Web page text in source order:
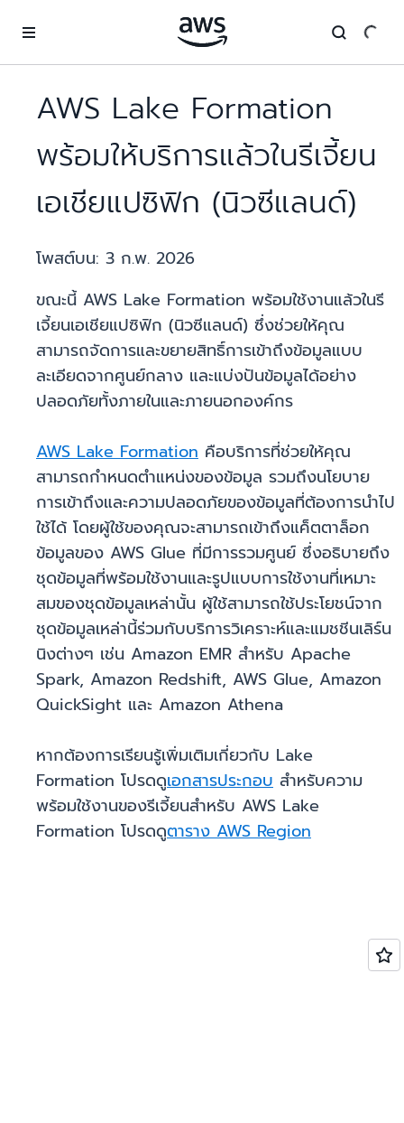
AWS Lake Formation
พร้อมให้บริการแล้วในรีเจี้ยน
เอเชียแปซิฟิก (นิวซีแลนด์)
โพสต์บน: 3 ก.พ. 2026
ขณะนี้ AWS Lake Formation พร้อมใช้งานแล้วในรี
เจี้ยนเอเชียแปซิฟิก (นิวซีแลนด์) ซึ่งช่วยให้คุณ
สามารถจัดการและขยายสิทธิ์การเข้าถึงข้อมูลแบบ
ละเอียดจากศูนย์กลาง และแบ่งปันข้อมูลได้อย่าง
ปลอดภัยทั้งภายในและภายนอกองค์กร
AWS Lake Formation คือบริการที่ช่วยให้คุณ
สามารถกำหนดตำแหน่งของข้อมูล รวมถึงนโยบาย
การเข้าถึงและความปลอดภัยของข้อมูลที่ต้องการนำไป
ใช้ได้ โดยผู้ใช้ของคุณจะสามารถเข้าถึงแค็ตตาล็อก
ข้อมูลของ AWS Glue ที่มีการรวมศูนย์ ซึ่งอธิบายถึง
ชุดข้อมูลที่พร้อมใช้งานและรูปแบบการใช้งานที่เหมาะ
สมของชุดข้อมูลเหล่านั้น ผู้ใช้สามารถใช้ประโยชน์จาก
ชุดข้อมูลเหล่านี้ร่วมกับบริการวิเคราะห์และแมชชีนเลิร์น
นิงต่างๆ เช่น Amazon EMR สำหรับ Apache
Spark, Amazon Redshift, AWS Glue, Amazon
QuickSight และ Amazon Athena
หากต้องการเรียนรู้เพิ่มเติมเกี่ยวกับ Lake
Formation โปรดดูเอกสารประกอบ สำหรับความ
พร้อมใช้งานของรีเจี้ยนสำหรับ AWS Lake
Formation โปรดดูตาราง AWS Region